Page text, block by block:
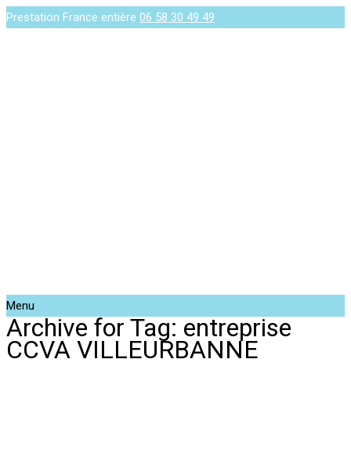
Prestation France entière 06 58 30 49 49
Menu
Archive for Tag: entreprise
CCVA VILLEURBANNE